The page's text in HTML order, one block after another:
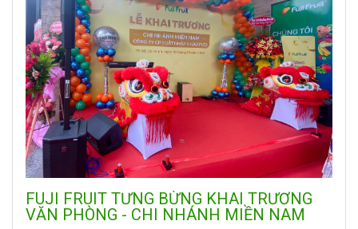
FUJI FRUIT TƯNG BỪNG KHAI TRƯƠNG
VĂN PHÒNG - CHI NHÁNH MIỀN NAM